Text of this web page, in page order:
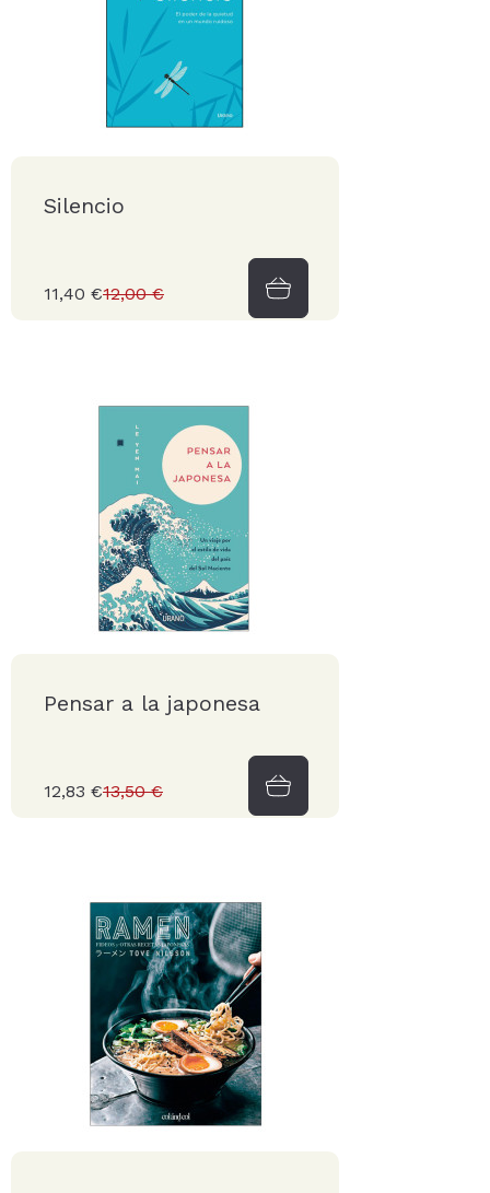
Silencio
11,40 €12,00 €
Pensar a la japonesa
12,83 €13,50 €